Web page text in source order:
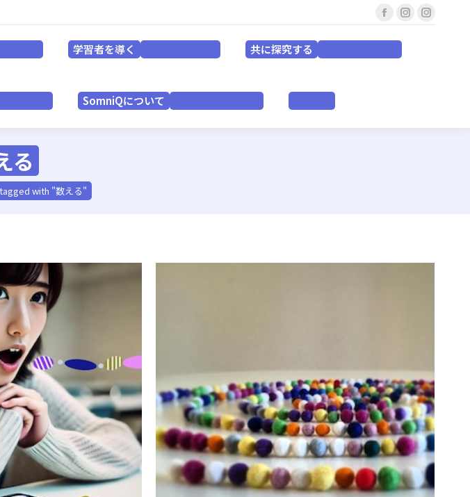
Facebook
page
opens
Instagram
学習者を導く 共に探究する
SomniQについて
る
with "数える"
学習者を導く for EDUCATORS 共に探究する for RESEACHERS